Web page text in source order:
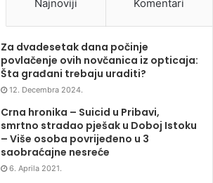
Najnoviji Komentari
Za dvadesetak dana počinje
povlačenje ovih novčanica iz opticaja:
Šta građani trebaju uraditi?
12. Decembra 2024.
Crna hronika – Suicid u Pribavi,
smrtno stradao pješak u Doboj Istoku
– Više osoba povrijeđeno u 3
saobraćajne nesreće
6. Aprila 2021.